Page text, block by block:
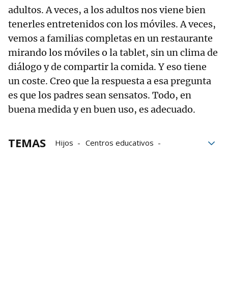
adultos. A veces, a los adultos nos viene bien
tenerles entretenidos con los móviles. A veces,
vemos a familias completas en un restaurante
mirando los móviles o la tablet, sin un clima de
diálogo y de compartir la comida. Y eso tiene
un coste. Creo que la respuesta a esa pregunta
es que los padres sean sensatos. Todo, en
buena medida y en buen uso, es adecuado.
TEMAS Hijos
Centros educativos